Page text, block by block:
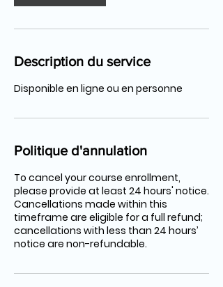
Description du service
Disponible en ligne ou en personne
Politique d'annulation
To cancel your course enrollment,
please provide at least 24 hours' notice.
Cancellations made within this
timeframe are eligible for a full refund;
cancellations with less than 24 hours’
notice are non-refundable.